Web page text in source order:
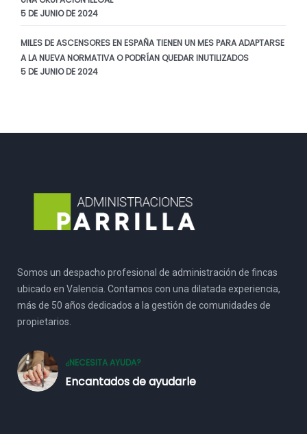
5 DE JUNIO DE 2024
MILES DE ASCENSORES EN ESPAÑA TIENEN UN MES PARA ADAPTARSE
A LA NUEVA NORMATIVA O PODRÍAN QUEDAR INUTILIZADOS
5 DE JUNIO DE 2024
Somos un despacho profesional de administración de fincas
ubicado en Valencia. Contamos con una dilatada experiencia,
más de 50 años dedicados a la gestión de comunidades de
propietarios.
¿NECESITA AYUDA?
Encantados de ayudarle